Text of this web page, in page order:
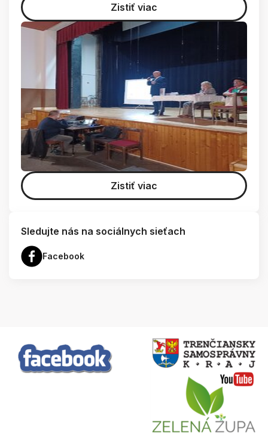
Zistiť viac
Zistiť viac
Sledujte nás na sociálnych sieťach
Facebook